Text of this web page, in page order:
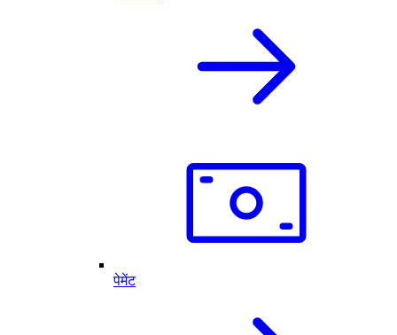
पेमेंट